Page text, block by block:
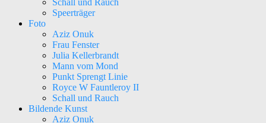
Schall und Rauch
Speerträger
Foto
Aziz Onuk
Frau Fenster
Julia Kellerbrandt
Mann vom Mond
Punkt Sprengt Linie
Royce W Fauntleroy II
Schall und Rauch
Bildende Kunst
Aziz Onuk